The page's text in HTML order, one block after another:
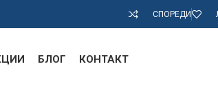
СПОРЕДИ
БЛОГ КОНТАКТ